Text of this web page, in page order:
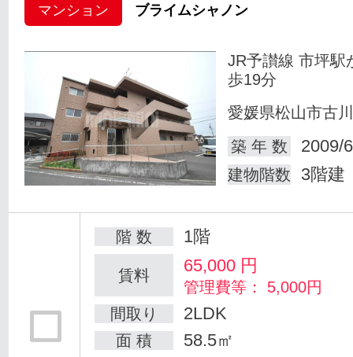
マンション ブライムシャノン
JR予讃線 市坪駅
歩19分
愛媛県松山市古
築 年 数
2009/
建物階数 3階建
階 数 1階
賃料 65,000 円
管理費等： 5,000円
間取り
2LDK
面 積 58.5㎡